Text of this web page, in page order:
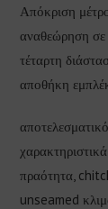
Απόκριση
αναθεώρηση σε
τέταρτη
αποθήκη
πραότητα,
unseamed